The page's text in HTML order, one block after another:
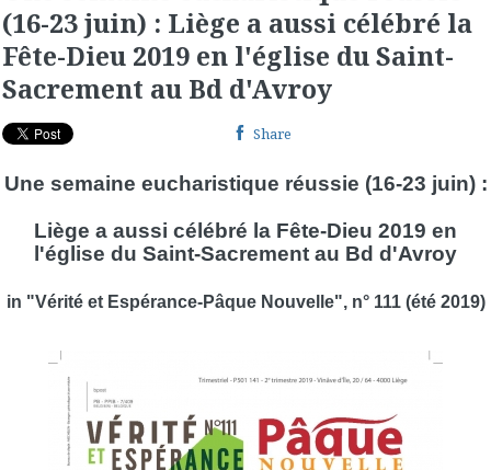
(16-23 juin) : Liège a aussi célébré la
Fête-Dieu 2019 en l'église du Saint-
Sacrement au Bd d'Avroy
Share
Une semaine eucharistique réussie (16-23 juin) :
Liège a aussi célébré la Fête-Dieu 2019 en
l'église du Saint-Sacrement au Bd d'Avroy
in "Vérité et Espérance-Pâque Nouvelle", n° 111 (été 2019)